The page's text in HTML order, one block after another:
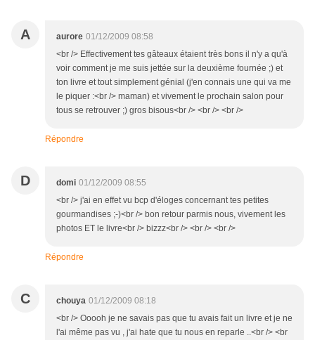
A aurore 01/12/2009 08:58
<br /> Effectivement tes gâteaux étaient très bons il n'y a qu'à
voir comment je me suis jettée sur la deuxième fournée ;) et
ton livre et tout simplement génial (j'en connais une qui va me
le piquer :<br /> maman) et vivement le prochain salon pour
tous se retrouver ;) gros bisous<br /> <br /> <br />
Répondre
D domi 01/12/2009 08:55
<br /> j'ai en effet vu bcp d'éloges concernant tes petites
gourmandises ;-)<br /> bon retour parmis nous, vivement les
photos ET le livre<br /> bizzz<br /> <br /> <br />
Répondre
C chouya 01/12/2009 08:18
<br /> Ooooh je ne savais pas que tu avais fait un livre et je ne
l'ai même pas vu , j'ai hate que tu nous en reparle ..<br /> <br